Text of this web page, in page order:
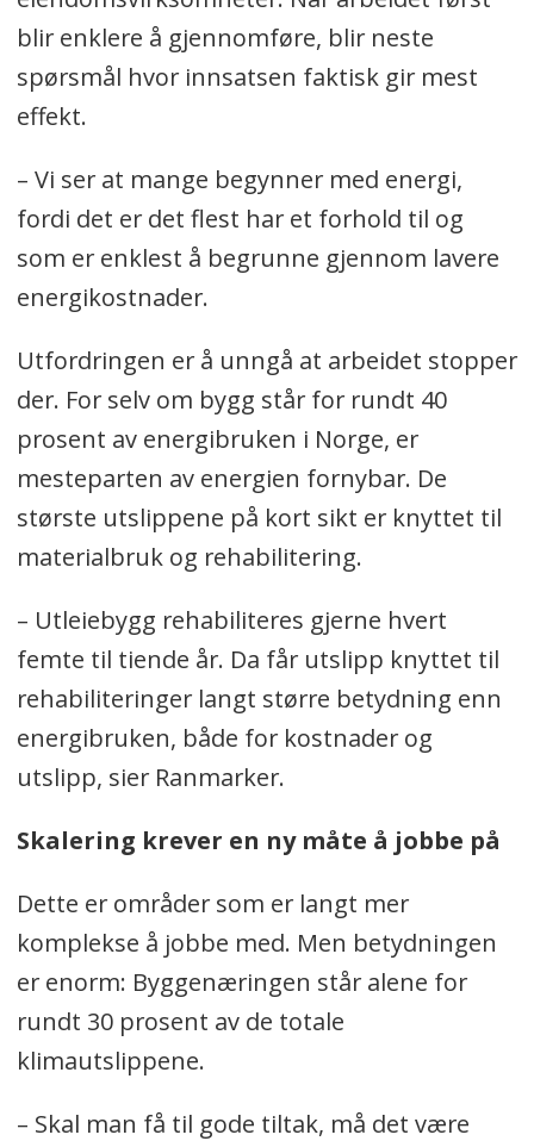
som har gjort det enklere å skalere hele
virksomheten.
— Det har vært som å gå fra go-kart til
doble oss, og kanskje også triple oss
uten å tenke på kapasiteten i
økonomisystemet.
blir enklere å gjennomføre, blir neste
spørsmål hvor innsatsen faktisk gir mest
effekt.
– Vi ser at mange begynner med energi,
fordi det er det flest har et forhold til og
som er enklest å begrunne gjennom lavere
energikostnader.
Utfordringen er å unngå at arbeidet stopper
der. For selv om bygg står for rundt 40
prosent av energibruken i Norge, er
mesteparten av energien fornybar. De
største utslippene på kort sikt er knyttet til
materialbruk og rehabilitering.
– Utleiebygg rehabiliteres gjerne hvert
femte til tiende år. Da får utslipp knyttet til
rehabiliteringer langt større betydning enn
energibruken, både for kostnader og
utslipp, sier Ranmarker.
Skalering krever en ny måte å jobbe på
Dette er områder som er langt mer
komplekse å jobbe med. Men betydningen
er enorm: Byggenæringen står alene for
rundt 30 prosent av de totale
klimautslippene.
– Skal man få til gode tiltak, må det være